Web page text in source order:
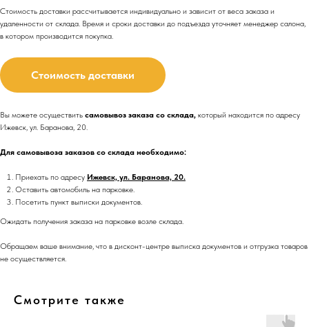
Стоимость доставки рассчитывается индивидуально и зависит от веса заказа и
удаленности от склада. Время и сроки доставки до подъезда уточняет менеджер салона,
в котором производится покупка.
Стоимость доставки
Вы можете осуществить самовывоз заказа со склада, который находится по адресу
Ижевск, ул. Баранова, 20.
Для самовывоза заказов со склада необходимо:
Приехать по адресу Ижевск, ул. Баранова, 20.
Оставить автомобиль на парковке.
Посетить пункт выписки документов.
Ожидать получения заказа на парковке возле склада.
Обращаем ваше внимание, что в дисконт-центре выписка документов и отгрузка товаров
не осуществляется.
Смотрите также